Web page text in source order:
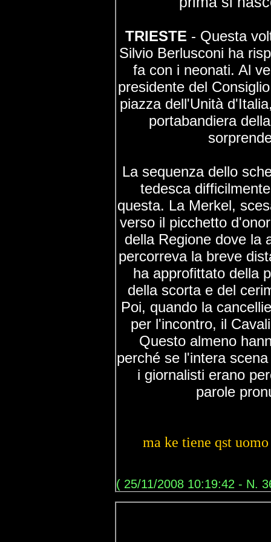
TRIESTE - Questa
Silvio Berlusconi ha
fa con i neonati. Al
presidente del
piazza dell'Unità
portabandiera
La sequenza dello
tedesca
questa. La Merkel,
verso il picchetto
della Regione dove la
percorreva la breve
ha approfittato della
della scorta e del
Poi, quando la
per l'incontro, il
Questo almeno
perché se l'intera
i giornalisti erano
parole
ma ke tiene qst
( 25/11/2008 10:19:42 - N.